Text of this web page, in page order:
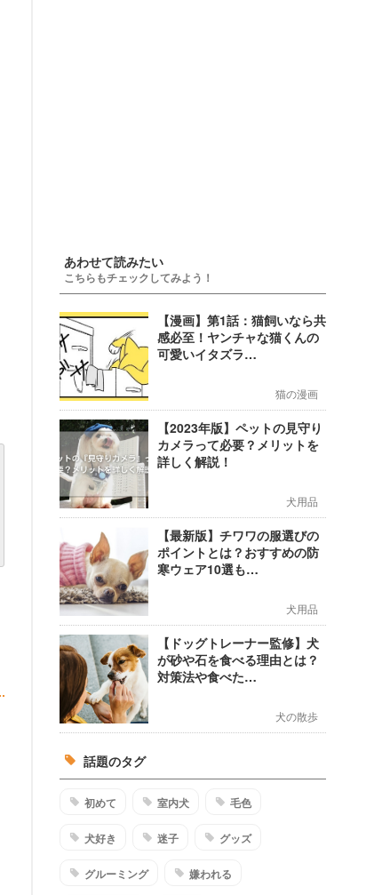
あわせて読みたい
こちらもチェックしてみよう！
【漫画】第1話：猫飼いなら共
感必至！ヤンチャな猫くんの
可愛いイタズラ…
猫の漫画
【2023年版】ペットの見守り
カメラって必要？メリットを
詳しく解説！
犬用品
【最新版】チワワの服選びの
ポイントとは？おすすめの防
寒ウェア10選も…
犬用品
【ドッグトレーナー監修】犬
が砂や石を食べる理由とは？
対策法や食べた…
犬の散歩
話題のタグ
初めて 室内犬 毛色
犬好き 迷子 グッズ
グルーミング 嫌われる